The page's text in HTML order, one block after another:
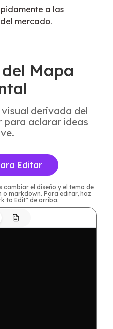
a las
mercado.
Mapa
derivada del
para aclarar ideas
Editar
cambiar el diseño y el tema de
markdown. Para editar, haz
to Edit" de arriba.